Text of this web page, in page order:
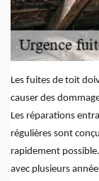
Les fuites de toit
causer des
Les réparations
régulières sont
rapidement
avec plusieurs